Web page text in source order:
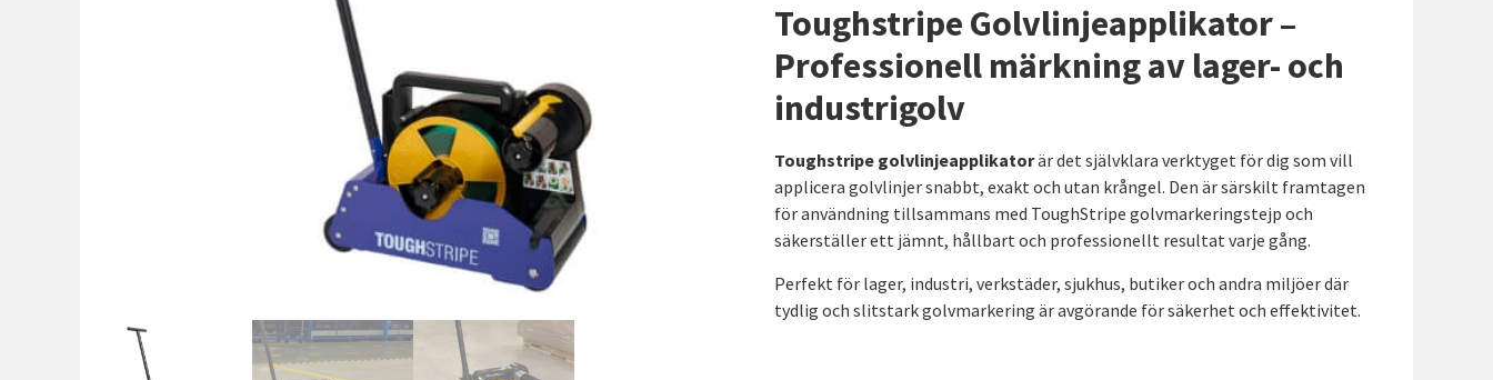
Toughstripe Golvlinjeapplikator –
Professionell märkning av lager- och
industrigolv
Toughstripe golvlinjeapplikatorär det självklara verktyget för dig som vill
applicera golvlinjer snabbt, exakt och utan krångel. Den är särskilt framtagen
för användning tillsammans med ToughStripe golvmarkeringstejp och
säkerställer ett jämnt, hållbart och professionellt resultat varje gång.
Perfekt för lager, industri, verkstäder, sjukhus, butiker och andra miljöer där
tydlig och slitstark golvmarkering är avgörande för säkerhet och effektivitet.